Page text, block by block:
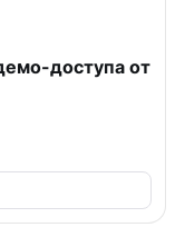
доступа от